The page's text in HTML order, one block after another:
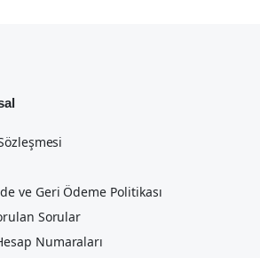
ve Geri Ödeme Politikası
Sorular
Numaraları